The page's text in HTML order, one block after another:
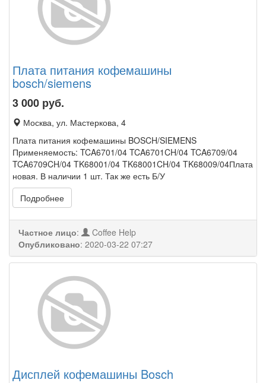
Плата питания кофемашины
bosch/siemens
3 000 руб.
Москва, ул. Мастеркова, 4
Плата питания кофемашины BOSCH/SIEMENS
Применяемость: TCA6701/04 TCA6701CH/04 TCA6709/04
TCA6709CH/04 TK68001/04 TK68001CH/04 TK68009/04Плата
новая. В наличии 1 шт. Так же есть Б/У
Подробнее
Частное лицо:
Coffee Help
Опубликовано: 2020-03-22 07:27
Дисплей кофемашины Bosch